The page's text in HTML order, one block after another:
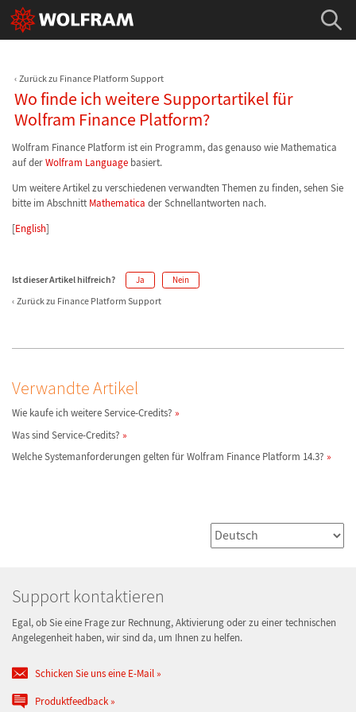
Zurück zu Finance Platform Support
Wo finde ich weitere Supportartikel für
Wolfram Finance Platform?
Wolfram Finance Platform ist ein Programm, das genauso wie Mathematica
auf derWolfram Language basiert.
Um weitere Artikel zu verschiedenen verwandten Themen zu finden, sehen Sie
bitte im Abschnitt Mathematica der Schnellantworten nach.
[English]
Ist dieser Artikel hilfreich? Ja Nein
Zurück zu Finance Platform Support
Verwandte Artikel
Wie kaufe ich weitere Service-Credits?
Was sind Service-Credits?
Welche Systemanforderungen gelten für Wolfram Finance Platform 14.3?
Support kontaktieren
Egal, ob Sie eine Frage zur Rechnung, Aktivierung oder zu einer technischen
Angelegenheit haben, wir sind da, um Ihnen zu helfen.
Schicken Sie uns eine E-Mail
Produktfeedback